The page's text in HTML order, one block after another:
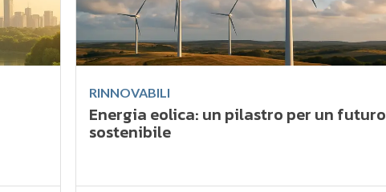
RINNOVABILI
Energia eolica: un pilastro per un futuro
sostenibile